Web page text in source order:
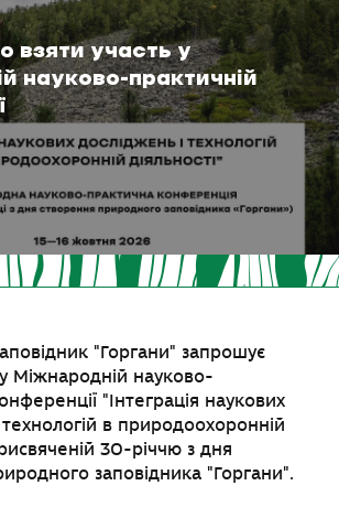
взяти участь у
науково-практичній
"Горгани" запрошує
Міжнародній науково-
"Інтеграція наукових
в природоохоронній
30-річчю з дня
заповідника "Горгани".